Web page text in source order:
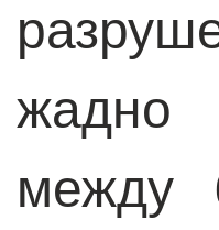
жадно
между